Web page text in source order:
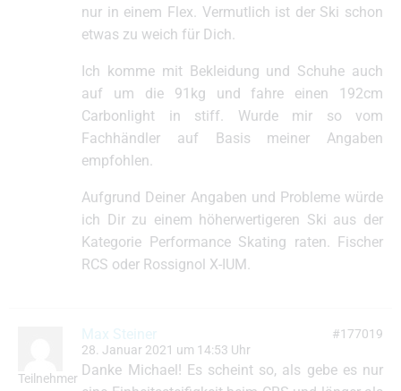
nur in einem Flex. Vermutlich ist der Ski schon
etwas zu weich für Dich.
Ich komme mit Bekleidung und Schuhe auch
auf um die 91kg und fahre einen 192cm
Carbonlight in stiff. Wurde mir so vom
Fachhändler auf Basis meiner Angaben
empfohlen.
Aufgrund Deiner Angaben und Probleme würde
ich Dir zu einem höherwertigeren Ski aus der
Kategorie Performance Skating raten. Fischer
RCS oder Rossignol X-IUM.
Teilnehmer
Max Steiner
28. Januar 2021 um 14:53 Uhr
#177019
Danke Michael! Es scheint so, als gebe es nur